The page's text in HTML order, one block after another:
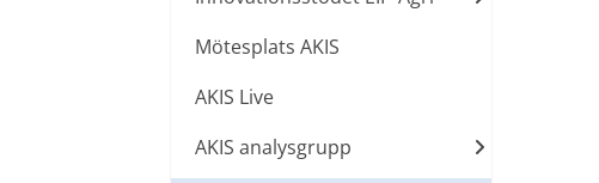
Mötesplats AKIS
AKIS Live
AKIS analysgrupp